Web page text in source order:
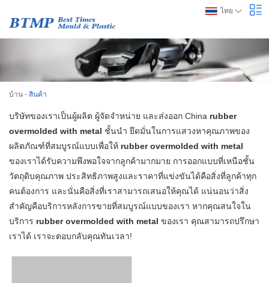
ไทย
บ้าน - สินค้า
บริษัทของเราเป็นผู้ผลิต ผู้จัดจำหน่าย และส่งออก China rubber
overmolded with metal ชั้นนำ ยึดมั่นในการแสวงหาคุณภาพของ
ผลิตภัณฑ์ที่สมบูรณ์แบบเพื่อให้ rubber overmolded with metal
ของเราได้รับความพึงพอใจจากลูกค้ามากมาย การออกแบบที่เหนือชั้น
วัตถุดิบคุณภาพ ประสิทธิภาพสูงและราคาที่แข่งขันได้คือสิ่งที่ลูกค้าทุก
คนต้องการ และนั่นคือสิ่งที่เราสามารถเสนอให้คุณได้ แน่นอนว่าสิ่ง
สำคัญคือบริการหลังการขายที่สมบูรณ์แบบของเรา หากคุณสนใจใน
บริการ rubber overmolded with metal ของเรา คุณสามารถปรึกษา
เราได้ เราจะตอบกลับคุณทันเวลา!